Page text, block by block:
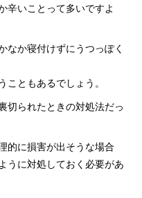
辛いことって多いですよ
なか寝付けずにうつっぽく
こともあるでしょう。
切られたときの対処法だっ
的に損害が出そうな場合
うに対処しておく必要があ